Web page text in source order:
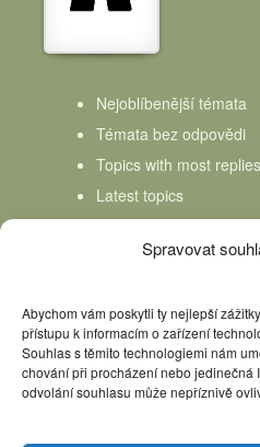
Spravovat
Abychom vám poskytli ty nejlepší
přístupu k informacím o zařízení
Souhlas s těmito technologiemi nám
chování při procházení nebo jedinečná
odvolání souhlasu může nepříznivě
Nejoblíbenější témata
Témata bez odpovědi
Topics with most replies
Latest topics
Topics Freshness